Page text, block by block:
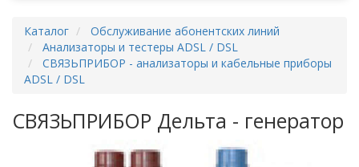
Каталог
Обслуживание абонентских линий
Анализаторы и тестеры ADSL / DSL
СВЯЗЬПРИБОР - анализаторы и кабельные приборы
ADSL / DSL
СВЯЗЬПРИБОР Дельта - генератор